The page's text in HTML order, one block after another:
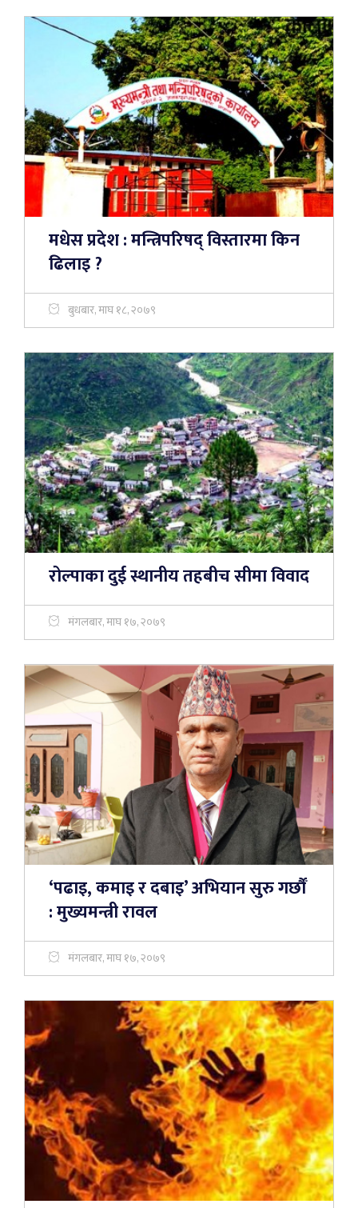
मधेस प्रदेश : मन्त्रिपरिषद् विस्तारमा किन
ढिलाइ ?
बुधबार, माघ १८, २०७९
रोल्पाका दुई स्थानीय तहबीच सीमा विवाद
मंगलबार, माघ १७, २०७९
‘पढाइ, कमाइ र दबाइ’ अभियान सुरु गर्छौँ
: मुख्यमन्त्री रावल
मंगलबार, माघ १७, २०७९